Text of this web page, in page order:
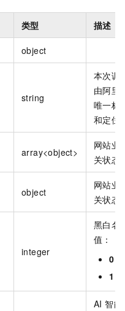
类型 描述
object
string
本次调
由阿里
唯一标
和定位
array<object>
网站业
关状态
object
网站业
关状态
integer
黑白名
值：
0
1
AI 智能